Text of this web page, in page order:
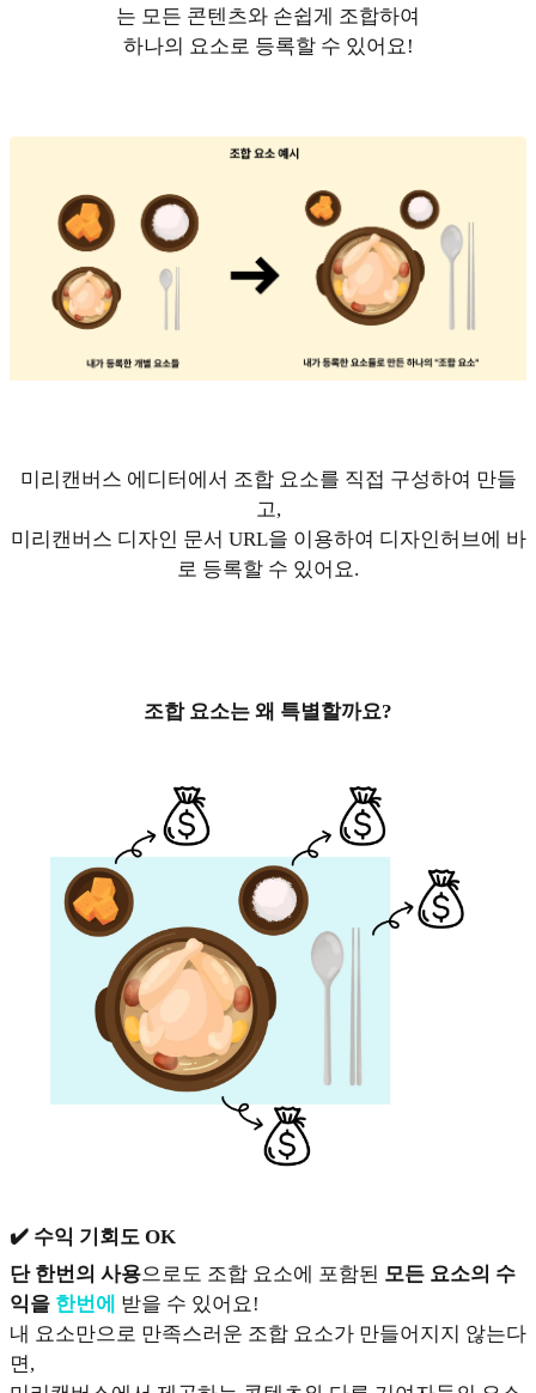
는 모든 콘텐츠와 손쉽게 조합하여
하나의 요소로 등록할 수 있어요!
미리캔버스 에디터에서 조합 요소를 직접 구성하여 만들
고,
미리캔버스 디자인 문서 URL을 이용하여 디자인허브에 바
로 등록할 수 있어요.
조합 요소는 왜 특별할까요?
✔️ 수익 기회도 OK
단 한번의 사용으로도 조합 요소에 포함된 모든 요소의 수
익을 한번에 받을 수 있어요!
내 요소만으로 만족스러운 조합 요소가 만들어지지 않는다
면,